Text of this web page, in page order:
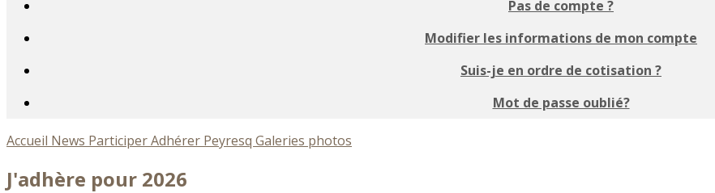
Pas de compte ?
Modifier les informations de mon compte
Suis-je en ordre de cotisation ?
Mot de passe oublié?
Accueil News ParticiperAdhérer Peyresq Galeries photos
J'adhère pour 2026